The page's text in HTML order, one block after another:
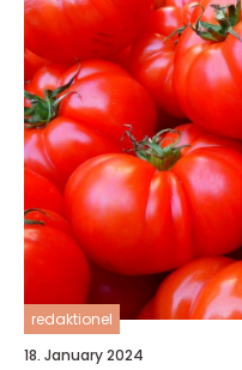
redaktionel
18. January 2024